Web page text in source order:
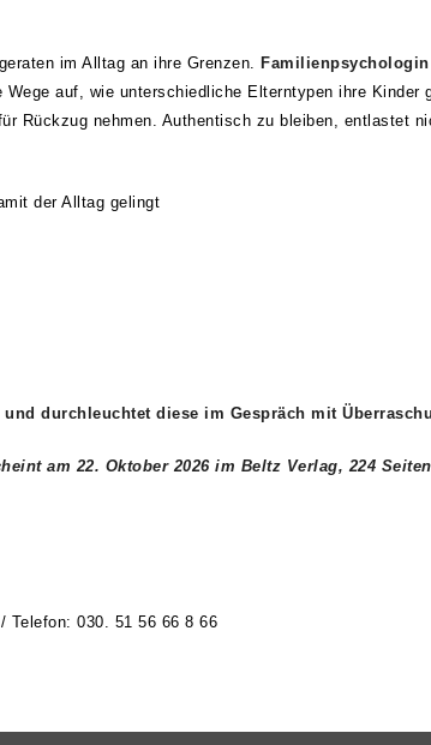
im Alltag an ihre Grenzen.
auf, wie unterschiedliche Elterntypen ihre
Rückzug nehmen. Authentisch zu bleiben, entlastet
der Alltag gelingt
durchleuchtet diese im Gespräch mit
am 22. Oktober 2026 im Beltz Verlag, 224 Seiten
Telefon: 030. 51 56 66 8 66